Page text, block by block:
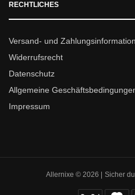
RECHTLICHES
Versand- und
Widerrufsrecht
Datenschutz
Allgemeine
Impressum
Allernixe © 2026 | Sicher